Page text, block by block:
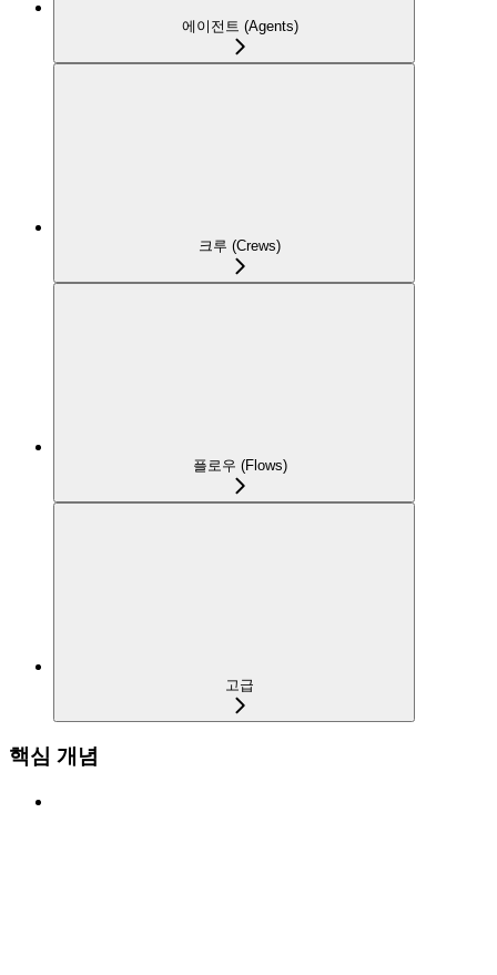
에이전트 (Agents)
크루 (Crews)
플로우 (Flows)
고급
핵심 개념